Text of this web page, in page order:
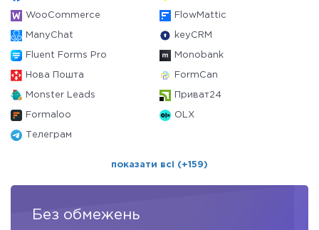
WooCommerce FlowMattic
ManyChat keyCRM
Fluent Forms Pro Monobank
Нова Пошта FormCan
Monster Leads Приват24
Formaloo OLX
Телеграм
показати всі (+159)
Без обмежень